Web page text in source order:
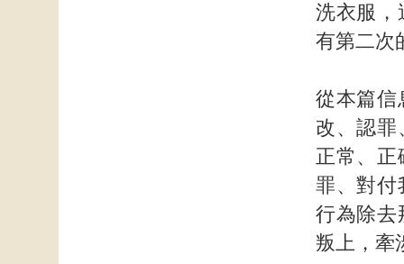
洗衣服，
有第二次
從本篇信
改、認罪
正常、正
罪、對付
行為除去
叛上，牽